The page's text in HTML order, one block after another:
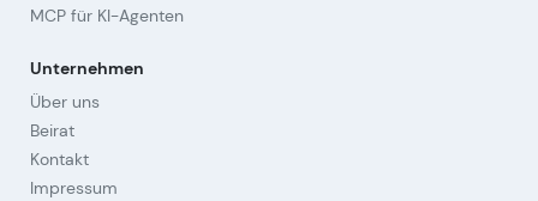
MCP für KI-Agenten
Unternehmen
Über uns
Beirat
Kontakt
Impressum